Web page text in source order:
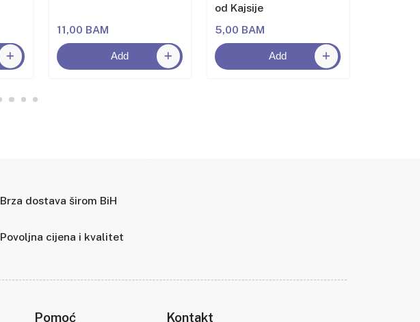
11,00 BAM
Add
od Kajsije
5,00 BAM
Add
Brza dostava širom BiH
Povoljna cijena i kvalitet
Pomoć Kontakt